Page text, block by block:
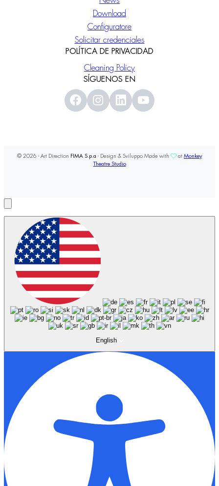
Download
Configuratore
Solicitar credenciales
POLÍTICA DE PRIVACIDAD
Cleaning Policy
SÍGUENOS EN
© 2026 - Art Direction FIMA S.p.a - Design & Sviluppo Made with at Monkey
Theatre Studio
English